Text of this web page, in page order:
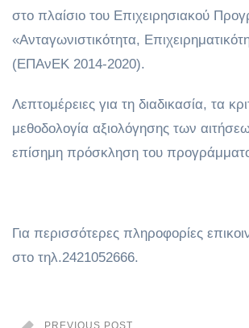
στο πλαίσιο του Επιχειρησιακού
«Ανταγωνιστικότητα,
(ΕΠΑνΕΚ 2014-2020).
Λεπτομέρειες για τη διαδικασία, τα
μεθοδολογία αξιολόγησης των
επίσημη πρόσκληση του
Για περισσότερες πληροφορίες
στο τηλ.2421052666.
PREVIOUS POST